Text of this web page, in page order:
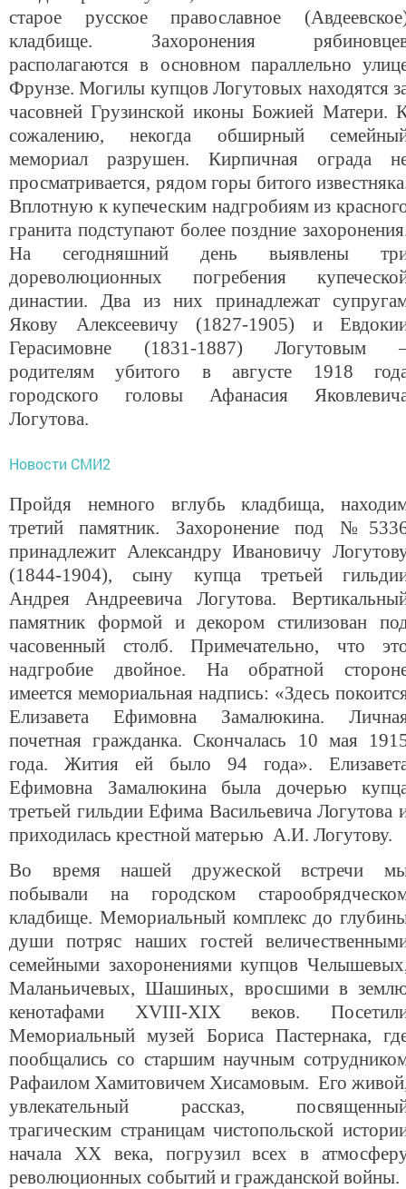
старое русское православное
кладбище. Захоронения
располагаются в основном параллельно
Фрунзе. Могилы купцов Логутовых находятся
часовней Грузинской иконы Божией Матери.
сожалению, некогда обширный
мемориал разрушен. Кирпичная ограда
просматривается, рядом горы битого
Вплотную к купеческим надгробиям из
гранита подступают более поздние
На сегодняшний день выявлены
дореволюционных погребения
династии. Два из них принадлежат
Якову Алексеевичу (1827-1905) и
Герасимовне (1831-1887) Логутовым
родителям убитого в августе 1918
городского головы Афанасия
Логутова.
Новости СМИ2
Пройдя немного вглубь кладбища,
третий памятник. Захоронение под
принадлежит Александру Ивановичу
(1844-1904), сыну купца третьей
Андрея Андреевича Логутова.
памятник формой и декором стилизован
часовенный столб. Примечательно, что
надгробие двойное. На обратной
имеется мемориальная надпись: «Здесь
Елизавета Ефимовна Замалюкина.
почетная гражданка. Скончалась 10 мая
года. Жития ей было 94 года».
Ефимовна Замалюкина была дочерью
третьей гильдии Ефима Васильевича Логутова
приходилась крестной матерью А.И. Логутову.
Во время нашей дружеской встречи
побывали на городском
кладбище. Мемориальный комплекс до
души потряс наших гостей
семейными захоронениями купцов
Маланьичевых, Шашиных, вросшими в
кенотафами XVIII-XIX веков.
Мемориальный музей Бориса Пастернака,
пообщались со старшим научным
Рафаилом Хамитовичем Хисамовым. Его
увлекательный рассказ,
трагическим страницам чистопольской
начала XX века, погрузил всех в
революционных событий и гражданской войны.